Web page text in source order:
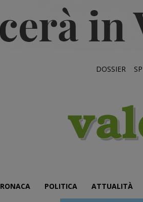
DOSSIER
POLITICA ATTUALITÀ